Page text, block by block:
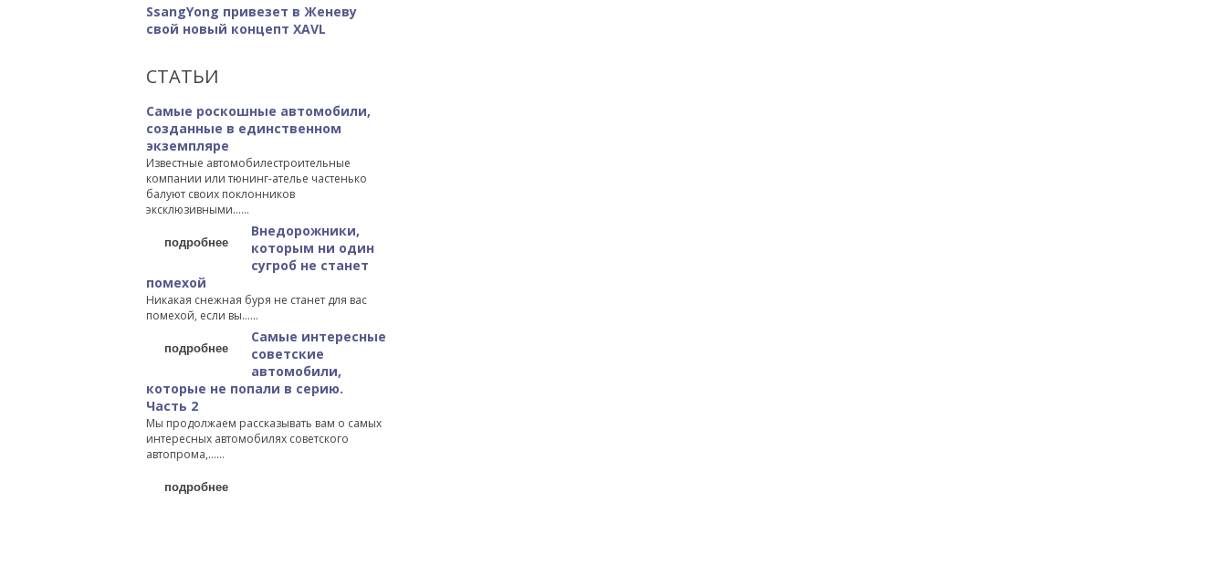
SsangYong привезет в Женеву
свой новый концепт XAVL
СТАТЬИ
Самые роскошные автомобили,
созданные в единственном
экземпляре
Известные автомобилестроительные
компании или тюнинг-ателье частенько
балуют своих поклонников
эксклюзивными…...
подробнее
Внедорожники,
которым ни один
сугроб не станет
помехой
Никакая снежная буря не станет для вас
помехой, если вы…...
подробнее
Самые интересные
советские
автомобили,
которые не попали в серию.
Часть 2
Мы продолжаем рассказывать вам о самых
интересных автомобилях советского
автопрома,…...
подробнее